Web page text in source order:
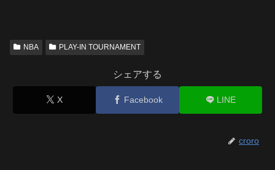
NBA PLAY-IN TOURNAMENT
シェアする
X Facebook LINE
croro